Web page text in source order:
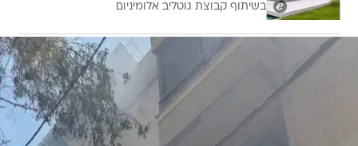
בשיתוף קבוצת גוטליב אלומיניום